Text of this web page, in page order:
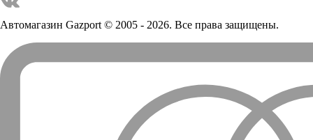
Автомагазин Gazport© 2005 - 2026. Все права защищены.